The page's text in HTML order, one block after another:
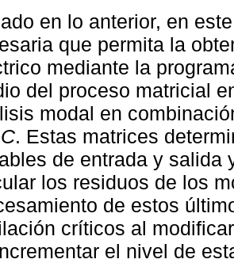
en lo anterior, en
que permita la
mediante la
del proceso matricial
modal en
C. Estas matrices
de entrada y salida
los residuos de los
de estos
críticos al
el nivel de